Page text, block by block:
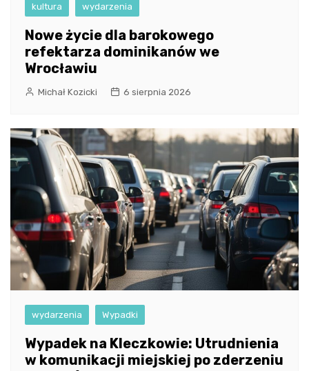
kultura wydarzenia
Nowe życie dla barokowego
refektarza dominikanów we
Wrocławiu
Michał Kozicki 6 sierpnia 2026
wydarzenia Wypadki
Wypadek na Kleczkowie: Utrudnienia
w komunikacji miejskiej po zderzeniu